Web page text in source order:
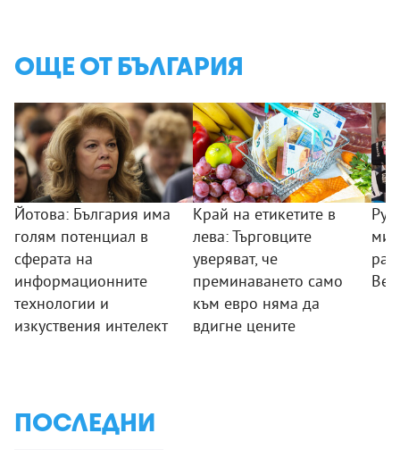
ОЩЕ ОТ БЪЛГАРИЯ
Йотова: България има
голям потенциал в
сферата на
информационните
технологии и
изкуствения интелект
Край на етикетите в
лева: Търговците
уверяват, че
преминаването само
към евро няма да
вдигне цените
ПОСЛЕДНИ